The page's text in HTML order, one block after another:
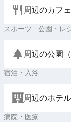
周辺のカフ
スポーツ・公園・レ
周辺の公園
宿泊・入浴
周辺のホテル
病院・医療